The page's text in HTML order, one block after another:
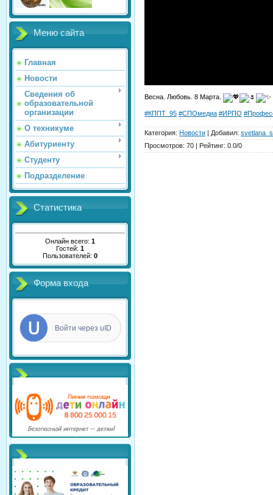
Меню сайта
Главная
Новости
Сведения об
образовательной
организации
О техникуме
Абитуриенту
Студенту
Подразделение
Статистика
Онлайн всего: 1
Гостей: 1
Пользователей: 0
Форма входа
Войти через uID
Весна. Любовь. 8 Марта.
#КППТ_95 #СПОмедиа #ИРПО
Категория: Новости | Добавил:
Просмотров: 70 | Рейтинг: 0.0/0